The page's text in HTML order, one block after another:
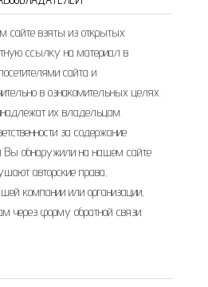
сайте взяты из открытых
ссылку на материал в
сайта и
в ознакомительных целях.
их владельцам.
за содержание
Вы обнаружили на нашем сайте
авторские права,
компании или организации,
через форму обратной связи.